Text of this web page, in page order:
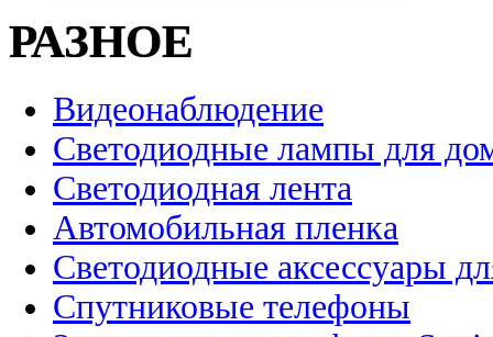
РАЗНОЕ
Видеонаблюдение
Светодиодные лампы для
Светодиодная лента
Автомобильная пленка
Светодиодные аксессуары
Спутниковые телефоны